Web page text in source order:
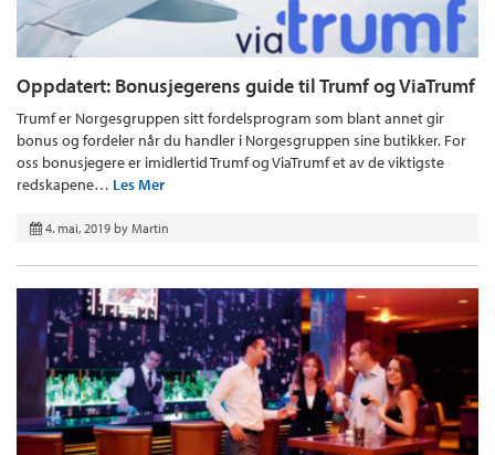
Oppdatert: Bonusjegerens guide til Trumf og ViaTrumf
Trumf er Norgesgruppen sitt fordelsprogram som blant annet gir
bonus og fordeler når du handler i Norgesgruppen sine butikker. For
oss bonusjegere er imidlertid Trumf og ViaTrumf et av de viktigste
redskapene… Les Mer
4. mai, 2019 by Martin